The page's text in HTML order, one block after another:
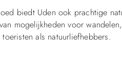
biedt Uden ook prachtige
mogelijkheden voor
als natuurliefhebbers.